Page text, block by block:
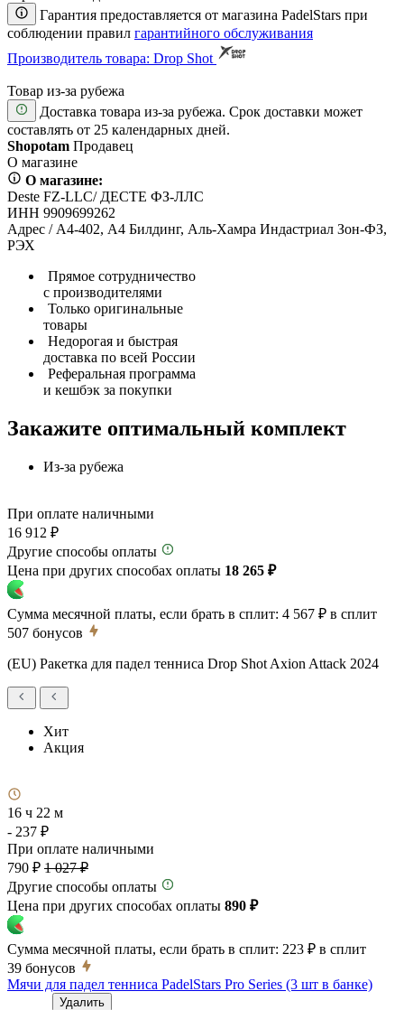
Гарантия предоставляется от магазина PadelStars при
соблюдении правил гарантийного обслуживания
Производитель товара: Drop Shot
Товар из-за рубежа
Доставка товара из-за рубежа. Срок доставки может
составлять от 25 календарных дней.
Shopotam Продавец
О магазине
О магазине:
Deste FZ-LLC/ ДЕСТЕ ФЗ-ЛЛС
ИНН 9909699262
Адрес / А4-402, А4 Билдинг, Аль-Хамра Индастриал Зон-ФЗ,
РЭХ
Прямое сотрудничество
с производителями
Только оригинальные
товары
Недорогая и быстрая
доставка по всей России
Реферальная программа
и кешбэк за покупки
Закажите оптимальный комплект
Из-за рубежа
При оплате наличными
16 912 ₽
Другие способы оплаты
Цена при других способах оплаты 18 265 ₽
Сумма месячной платы, если брать в сплит: 4 567 ₽ в сплит
507 бонусов
(EU) Ракетка для падел тенниса Drop Shot Axion Attack 2024
Хит
Акция
16 ч 22 м
- 237 ₽
При оплате наличными
790 ₽ 1 027 ₽
Другие способы оплаты
Цена при других способах оплаты 890 ₽
Сумма месячной платы, если брать в сплит: 223 ₽ в сплит
39 бонусов
Мячи для падел тенниса PadelStars Pro Series (3 шт в банке)
Удалить